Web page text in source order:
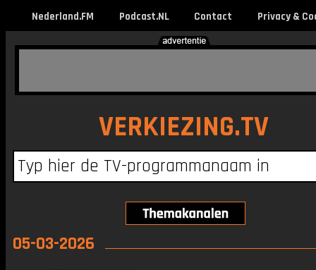
Nederland.FM Podcast.NL Contact Privacy &
VERKIEZING.TV
05-03-2026